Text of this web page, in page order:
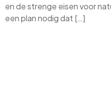
en de strenge eisen voor
een plan nodig dat […]